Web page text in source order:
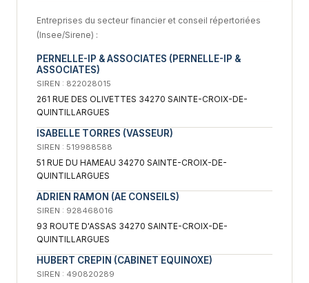
Entreprises du secteur financier et conseil répertoriées
(Insee/Sirene) :
PERNELLE-IP & ASSOCIATES (PERNELLE-IP &
ASSOCIATES)
SIREN : 822028015
261 RUE DES OLIVETTES 34270 SAINTE-CROIX-DE-
QUINTILLARGUES
ISABELLE TORRES (VASSEUR)
SIREN : 519988588
51 RUE DU HAMEAU 34270 SAINTE-CROIX-DE-
QUINTILLARGUES
ADRIEN RAMON (AE CONSEILS)
SIREN : 928468016
93 ROUTE D'ASSAS 34270 SAINTE-CROIX-DE-
QUINTILLARGUES
HUBERT CREPIN (CABINET EQUINOXE)
SIREN : 490820289